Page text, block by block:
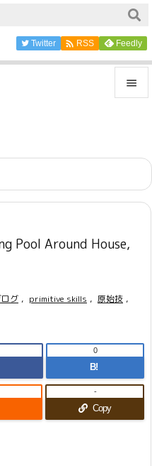

サイド

前へ
次へ
Twitter  RSS Feedly
Pool Around House,
グ , primitive skills , 原始技 ,
B!
0
Copy
-